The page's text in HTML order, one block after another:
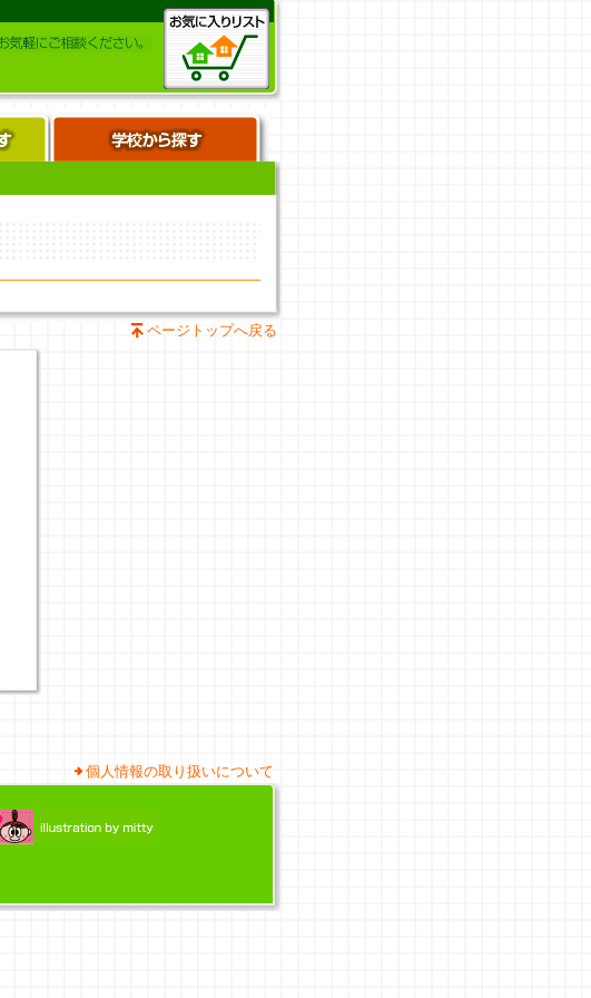
ページトップへ戻る
個人情報の取り扱いについて